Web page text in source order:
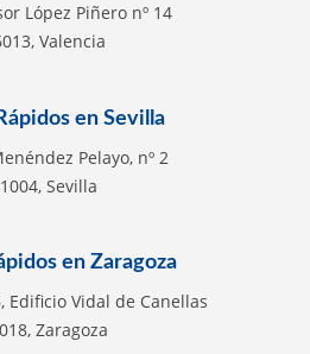
López Piñero nº 14
Valencia
en Sevilla
Pelayo, nº 2
Sevilla
en Zaragoza
Edificio Vidal de Canellas
Zaragoza